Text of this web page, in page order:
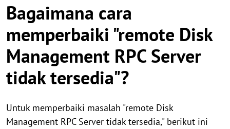
Bagaimana cara
memperbaiki "remote Disk
Management RPC Server
tidak tersedia"?
Untuk memperbaiki masalah "remote Disk
Management RPC Server tidak tersedia," berikut ini